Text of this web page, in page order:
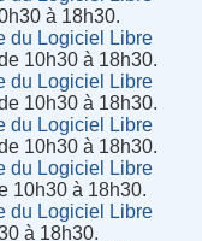
à 18h30.
du Logiciel Libre
10h30 à 18h30.
du Logiciel Libre
10h30 à 18h30.
du Logiciel Libre
10h30 à 18h30.
du Logiciel Libre
10h30 à 18h30.
du Logiciel Libre
à 18h30.